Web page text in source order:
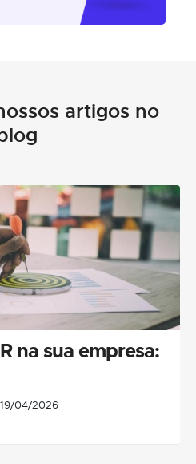
artigos no
na sua empresa:
04/2026